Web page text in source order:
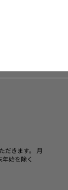
だきます。 月
始を除く